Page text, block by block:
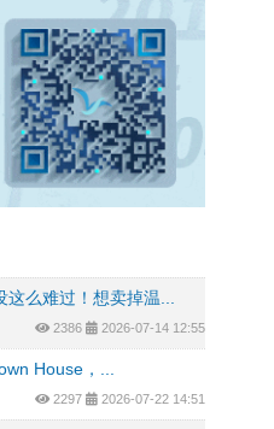
么难过！想卖掉温...
2386 2026-07-14 12:55
House，...
2297 2026-07-22 14:51